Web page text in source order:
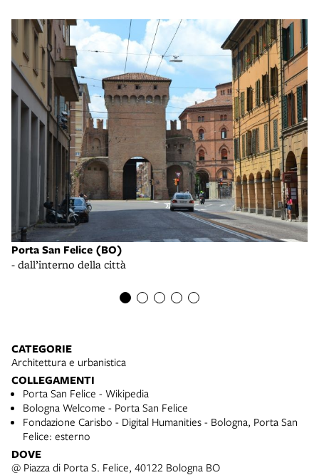
Porta San Felice (BO)
- dall’interno della città
CATEGORIE
Architettura e urbanistica
COLLEGAMENTI
Porta San Felice - Wikipedia
Bologna Welcome - Porta San Felice
Fondazione Carisbo - Digital Humanities - Bologna, Porta San
Felice: esterno
DOVE
@ Piazza di Porta S. Felice, 40122 Bologna BO